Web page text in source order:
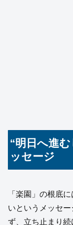
“明日へ進
ッセージ
「楽園」の根底
いというメッセ
ず、立ち止まり